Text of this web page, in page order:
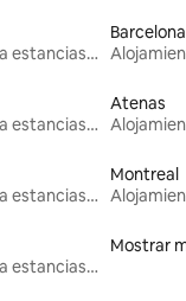
Alojamientos para estancias largas
Barcelona
Alojamientos para estancias largas
Atenas
Alojamientos para estancias largas
Montreal
Alojamientos para estancias largas
Mostrar